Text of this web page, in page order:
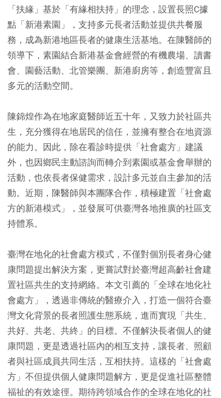
「扶緣」基於「有緣相扶持」的理念，設置長照C據
點「新港素園」，支持多元長者活動並提供共餐服
務，成為新港地區長者的健康生活基地。在陳醫師的
領導下，素園結合新港基金會經營的有機農場、讀書
會、園藝活動、北管樂團、新港廚房等，創造豐富且
多元的活動空間。
陳錦煌作為在地家庭醫師近五十年，又致力於社區共
生，充分獲得在地居民的信任，並擁有整合在地資源
的能力。因此，除在看診時提供「社會處方」建議
外，也因鄉民主動諮詢而轉介到素園或基金會舉辦的
活動，也依長者保健需求，設計多元並自主參加的活
動。近期，陳醫師與本團隊合作，積極建置「社會處
方的新港模式」，並發展可供臺灣各地推廣的社區支
持體系。
臺灣在地化的社會處方模式，不僅對個別長者身心健
康問題提出解決方案，更嘗試對於臺灣超高齡社會建
置社區共生的支持網絡。本文引薦的「全球在地化社
會處方」，透過非傳統的醫療介入，打造一個符合臺
灣文化背景的長者照護生態系統，進而實現「共生、
共好、共老、共終」的目標。不僅解決長者個人的健
康問題，更是透過社區內的相互支持，讓長者、照顧
者與社區成員共同生活，互相扶持。這樣的「社會處
方」不但提供個人健康問題解方，更是促進社區整體
福祉的有效途徑。期待跨領域合作的全球在地化的社